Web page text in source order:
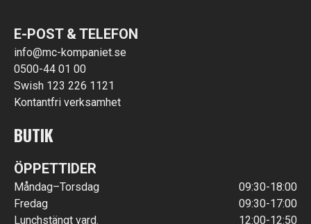
E-POST & TELEFON
info@mc-kompaniet.se
0500-44 01 00
Swish 123 226 1121
Kontantfri verksamhet
BUTIK
ÖPPETTIDER
Måndag–Torsdag
09:30-18:00
Fredag
09:30-17:00
Lunchstängt vard.
12:00-12:50